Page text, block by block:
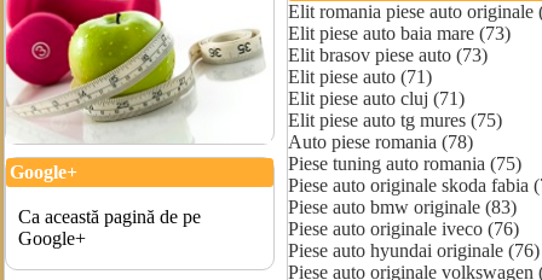
Google+
Ca această pagină de pe
Google+
Elit romania piese auto originale
Elit piese auto baia mare (73)
Elit brasov piese auto (73)
Elit piese auto (71)
Elit piese auto cluj (71)
Elit piese auto tg mures (75)
Auto piese romania (78)
Piese tuning auto romania (75)
Piese auto originale skoda fabia
Piese auto bmw originale (83)
Piese auto originale iveco (76)
Piese auto hyundai originale (76)
Piese auto originale volkswagen